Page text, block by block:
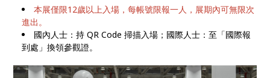
本展僅限12歲以上入場，每帳號限報一人，展期內可無限次
進出。
國內人士：持 QR Code 掃描入場；國際人士：至「國際報
到處」換領參觀證。